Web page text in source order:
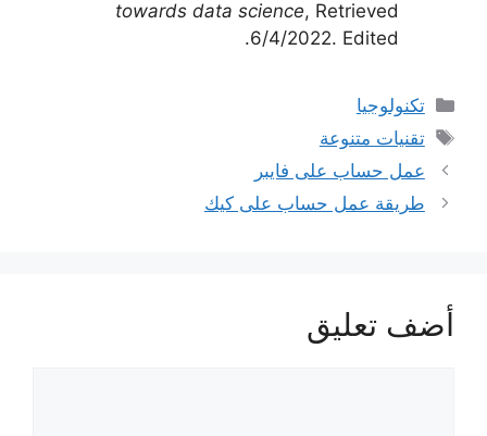
towards data science, Retrieved
6/4/2022. Edited.
التصنيفات
تكنولوجيا
الوسوم
تقنيات متنوعة
عمل حساب على فايبر
طريقة عمل حساب على كيك
أضف تعليق